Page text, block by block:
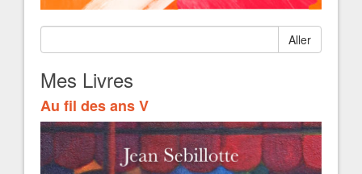
Aller
Mes Livres
Au fil des ans V